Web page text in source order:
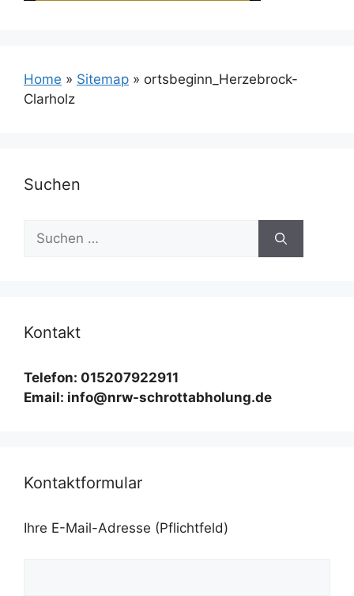
Home » Sitemap » ortsbeginn_Herzebrock-
Clarholz
Suchen
Suchen
nach:
Kontakt
Telefon: 015207922911
Email: info@nrw-schrottabholung.de
Kontaktformular
Ihre E-Mail-Adresse (Pflichtfeld)